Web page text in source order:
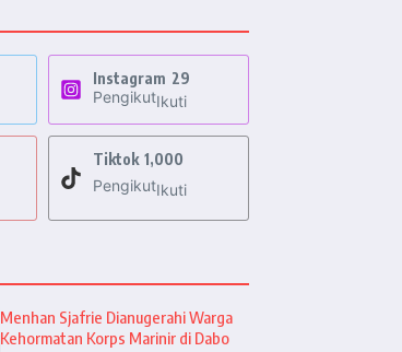
Instagram 29
PengikutIkuti
Tiktok 1,000
PengikutIkuti
Menhan Sjafrie Dianugerahi Warga
Kehormatan Korps Marinir di Dabo